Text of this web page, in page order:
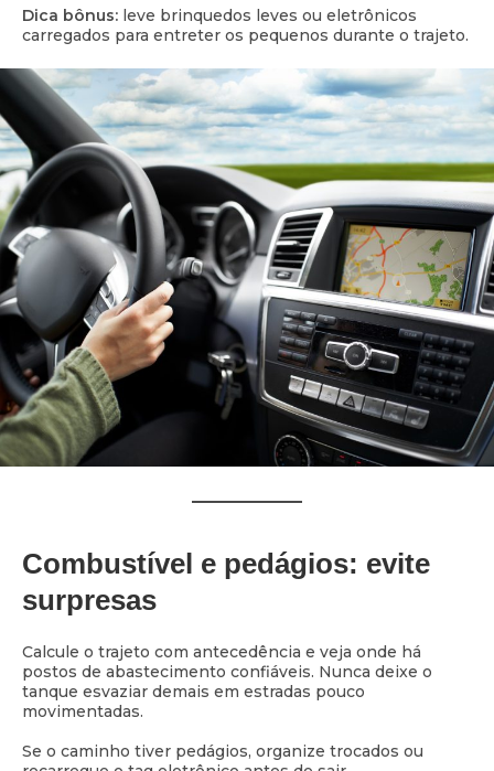
Dica bônus: leve brinquedos leves ou eletrônicos
carregados para entreter os pequenos durante o trajeto.
Combustível e pedágios: evite
surpresas
Calcule o trajeto com antecedência e veja onde há
postos de abastecimento confiáveis. Nunca deixe o
tanque esvaziar demais em estradas pouco
movimentadas.
Se o caminho tiver pedágios, organize trocados ou